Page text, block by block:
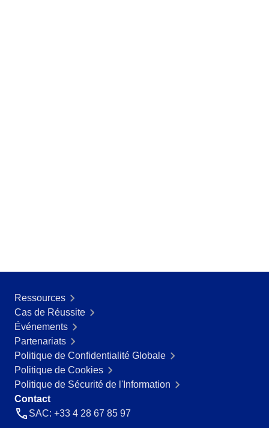
Ressources
Cas de Réussite
Événements
Partenariats
Politique de Confidentialité Globale
Politique de Cookies
Politique de Sécurité de l'Information
Contact
SAC: +33 4 28 67 85 97